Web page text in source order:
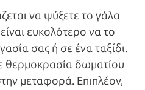
να ψύξετε το γάλα
ευκολότερο να το
σας ή σε ένα ταξίδι.
θερμοκρασία δωματίου
μεταφορά. Επιπλέον,